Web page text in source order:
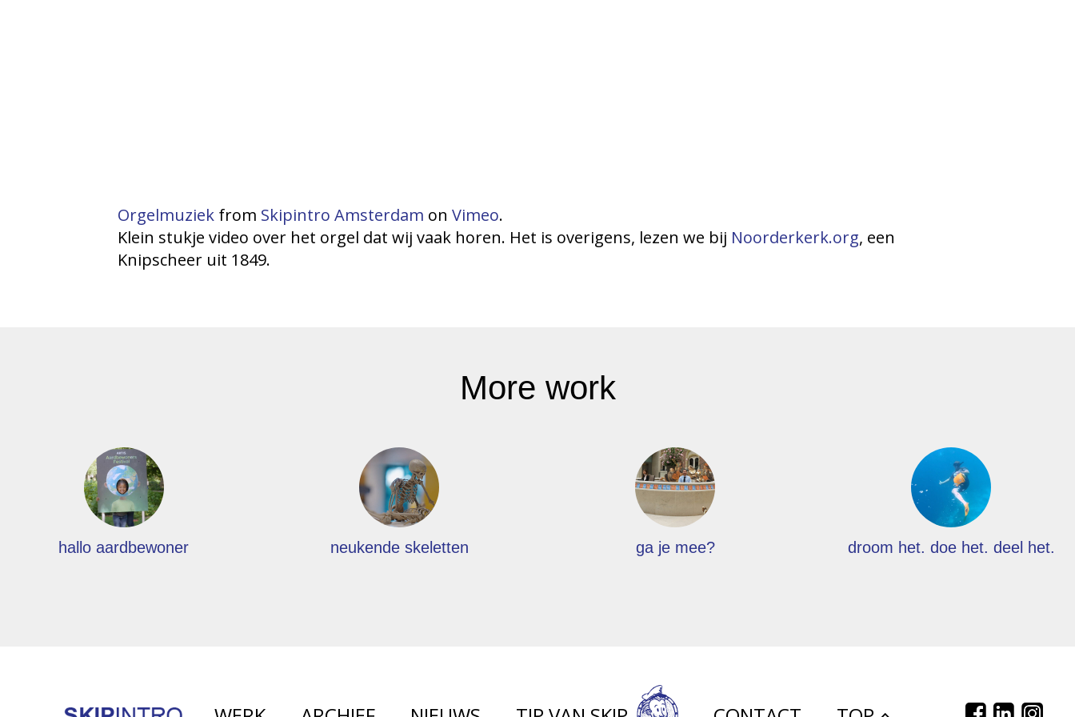
Orgelmuziek from Skipintro Amsterdam on Vimeo.
Klein stukje video over het orgel dat wij vaak horen. Het is overigens, lezen we bij Noorderkerk.org, een
Knipscheer uit 1849.
More work
hallo aardbewoner neukende skeletten ga je mee? droom het. doe het. deel het.